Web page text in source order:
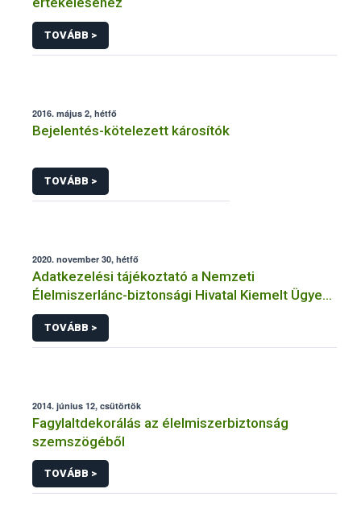
TOVÁBB >
2016. május 2, hétfő
Bejelentés-kötelezett károsítók
TOVÁBB >
2020. november 30, hétfő
Adatkezelési tájékoztató a Nemzeti
Élelmiszerlánc-biztonsági Hivatal Kiemelt Ügyek
Igazgatóság faanyag kereskedelemhez
kapcsolódó adatkezeléséhez
TOVÁBB >
2014. június 12, csütörtök
Fagylaltdekorálás az élelmiszerbiztonság
szemszögéből
TOVÁBB >